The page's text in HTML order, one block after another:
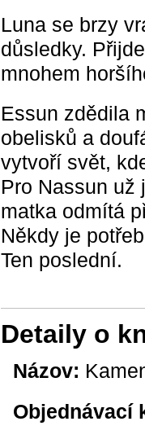
Luna se brzy
důsledky.
mnohem
Essun zdědila
obelisků a
vytvoří svět,
Pro Nassun už
matka odmítá
Někdy je
Ten poslední.
Detaily o
Názov:
Objednávací